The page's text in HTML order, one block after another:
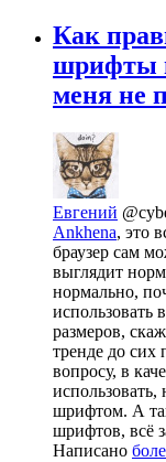
Как
шрифты
меня не
Евгений
Ankhena, это
браузер сам
выглядит
нормально,
использовать
размеров,
тренде до сих
вопросу, в
шрифтом. А
шрифтов, всё
Написано